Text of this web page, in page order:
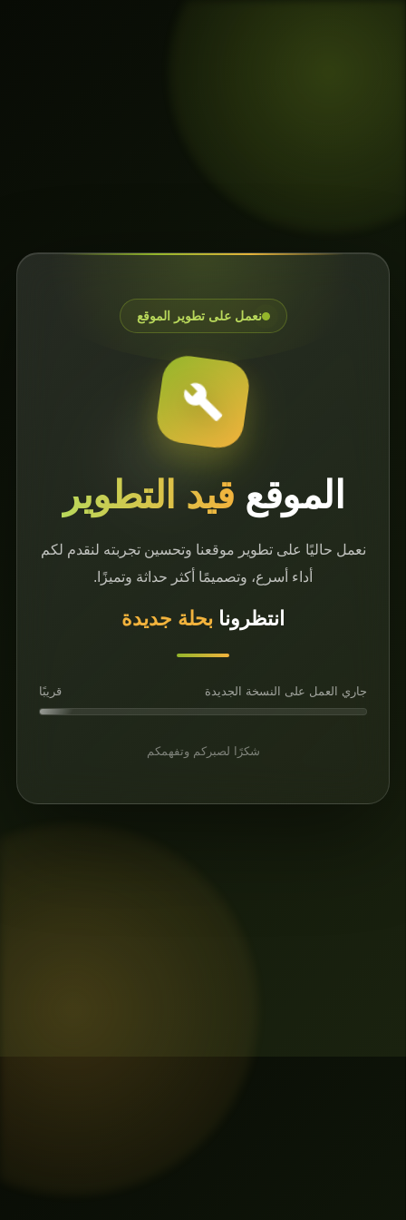
نعمل على تطوير الموقع
قيد التطوير
تطوير موقعنا وتحسين تجربته لنقدم لكم
أسرع، وتصميمًا أكثر حداثة وتميزًا.
بحلة جديدة
النسخة الجديدة
شكرًا لصبركم وتفهمكم